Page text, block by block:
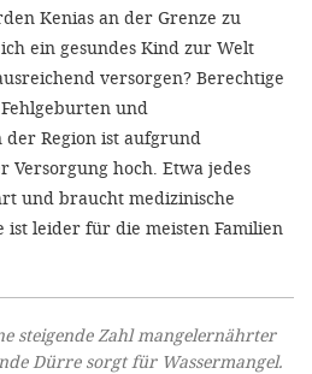
Kenias an der Grenze zu
ein gesundes Kind zur Welt
versorgen? Berechtige
und
Region ist aufgrund
Versorgung hoch. Etwa jedes
und braucht medizinische
ist leider für die meisten Familien
steigende Zahl mangelernährter
Dürre sorgt für Wassermangel.